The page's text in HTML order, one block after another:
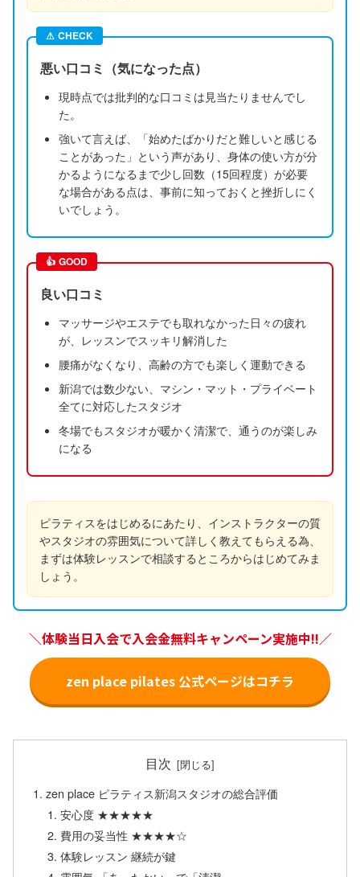
⚠ CHECK
悪い口コミ（気になった点）
現時点では批判的な口コミは見当たりませんでし
た。
強いて言えば、「始めたばかりだと難しいと感じる
ことがあった」という声があり、身体の使い方が分
かるようになるまで少し回数（15回程度）が必要
な場合がある点は、事前に知っておくと挫折しにく
いでしょう。
👍 GOOD
良い口コミ
マッサージやエステでも取れなかった日々の疲れ
が、レッスンでスッキリ解消した
腰痛がなくなり、高齢の方でも楽しく運動できる
新潟では数少ない、マシン・マット・プライベート
全てに対応したスタジオ
冬場でもスタジオが暖かく清潔で、通うのが楽しみ
になる
ピラティスをはじめるにあたり、インストラクターの質
やスタジオの雰囲気について詳しく教えてもらえる為、
まずは体験レッスンで相談するところからはじめてみま
しょう。
＼体験当日入会で入会金無料キャンペーン実施中!!／
zen place pilates 公式ページはコチラ
目次
zen place ピラティス新潟スタジオの総合評価
安心度 ★★★★★
費用の妥当性 ★★★★☆
体験レッスン 継続が鍵